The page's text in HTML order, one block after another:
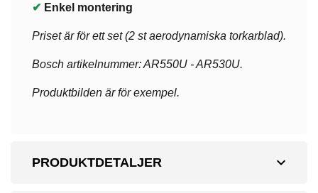
✔ Enkel montering
Priset är för ett set (2 st aerodynamiska torkarblad).
Bosch artikelnummer: AR550U - AR530U.
Produktbilden är för exempel.
expand_more
PRODUKTDETALJER